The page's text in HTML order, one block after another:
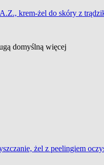
krem-żel do skóry z
domyślną więcej
żel z peelingiem